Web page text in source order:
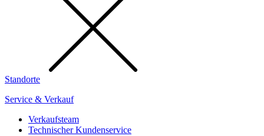
Standorte
Service & Verkauf
Verkaufsteam
Technischer Kundenservice